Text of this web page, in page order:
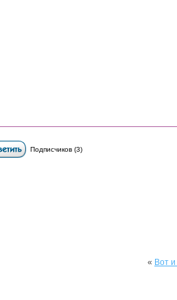
Подписчиков (3)
« Вот